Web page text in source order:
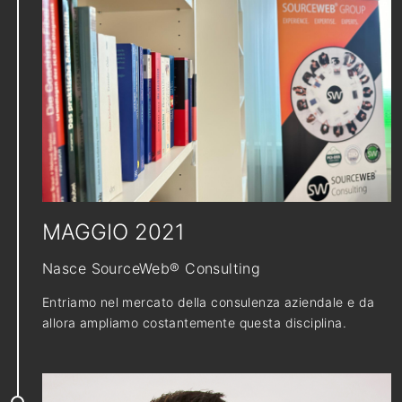
MAGGIO 2021
Nasce SourceWeb® Consulting
Entriamo nel mercato della consulenza aziendale e da
allora ampliamo costantemente questa disciplina.